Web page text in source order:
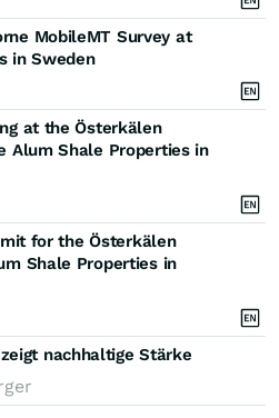
MobileMT Survey at
in Sweden
at the Österkälen
Alum Shale Properties in
for the Österkälen
Shale Properties in
zeigt nachhaltige Stärke